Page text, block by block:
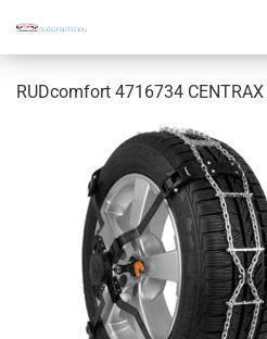
RUDcomfort 4716734